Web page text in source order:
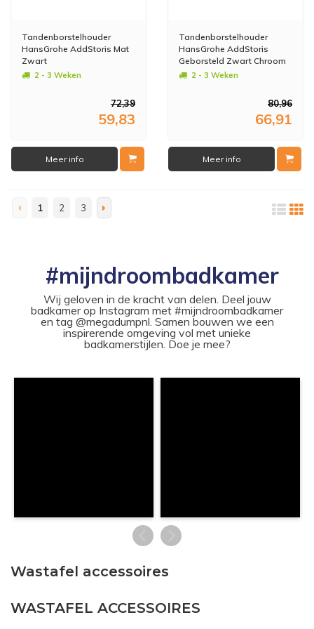
Tandenborstelhouder
HansGrohe AddStoris Mat
Zwart
2 - 3 Weken
72,39
59,83
Meer info
Tandenborstelhouder
HansGrohe AddStoris
Geborsteld Zwart Chroom
2 - 3 Weken
80,96
66,91
Meer info
1 2 3
#mijndroombadkamer
Wij geloven in de kracht van delen. Deel jouw
badkamer op Instagram met #mijndroombadkamer
en tag @megadumpnl. Samen bouwen we een
inspirerende omgeving vol met unieke
badkamerstijlen. Doe je mee?
Wastafel accessoires
WASTAFEL ACCESSOIRES